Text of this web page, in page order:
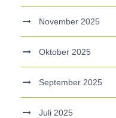
November 2025
Oktober 2025
September 2025
Juli 2025